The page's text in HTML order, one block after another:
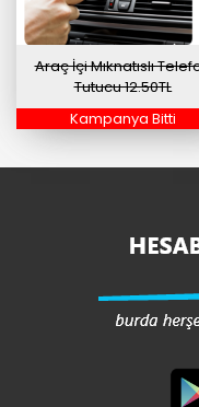
Araç İçi Mıknatıslı
Tutucu 12.50TL
Kampanya Bitti